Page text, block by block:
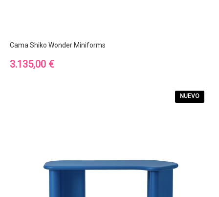
Cama Shiko Wonder Miniforms
Precio
3.135,00 €
NUEVO